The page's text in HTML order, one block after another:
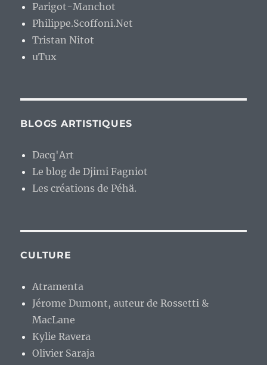
Parigot-Manchot
Philippe.Scoffoni.Net
Tristan Nitot
uTux
BLOGS ARTISTIQUES
Dacq'Art
Le blog de Djimi Fagniot
Les créations de Péhä.
CULTURE
Atramenta
Jérome Dumont, auteur de Rossetti &
MacLane
Kylie Ravera
Olivier Saraja